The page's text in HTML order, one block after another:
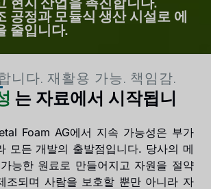
공정과 모듈식 생산 시설로 에
줄입니다.
니다. 재활용 가능. 책임감.
는 자료에서 시작됩니
Foam AG에서 지속 가능성은 부가
모든 개발의 출발점입니다. 당사의 메
능한 원료로 만들어지고 자원을 절약
조되며 사람을 보호할 뿐만 아니라 자